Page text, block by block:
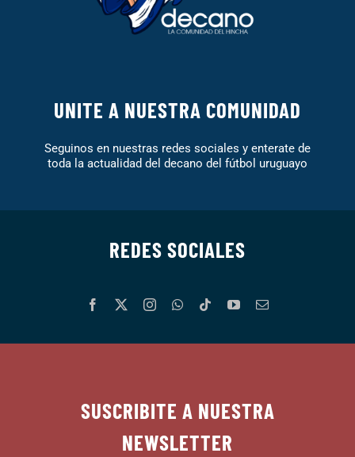
UNITE A NUESTRA COMUNIDAD
Seguinos en nuestras redes sociales y enterate de
toda la actualidad del decano del fútbol uruguayo
REDES SOCIALES
SUSCRIBITE A NUESTRA
NEWSLETTER